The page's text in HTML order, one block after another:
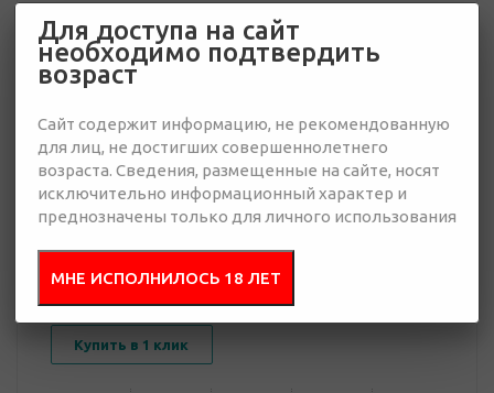
4 803 руб.
Много
запрос
Добавить в
презентацию
В корзину
Купить в 1 клик
Для доступа на сайт
необходимо подтвердить
возраст
Сайт содержит информацию, не рекомендованную
для лиц, не достигших совершеннолетнего
возраста. Сведения, размещенные на сайте, носят
исключительно информационный характер и
преднозначены только для личного использования
МНЕ ИСПОЛНИЛОСЬ 18 ЛЕТ